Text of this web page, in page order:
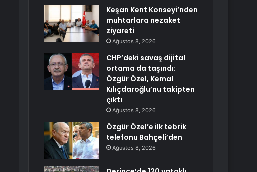
Keşan Kent Konseyi’nden
muhtarlara nezaket
ziyareti
Ağustos 8, 2026
CHP’deki savaş dijital
ortama da taşındı:
Özgür Özel, Kemal
Kılıçdaroğlu’nu takipten
çıktı
Ağustos 8, 2026
Özgür Özel’e ilk tebrik
telefonu Bahçeli’den
Ağustos 8, 2026